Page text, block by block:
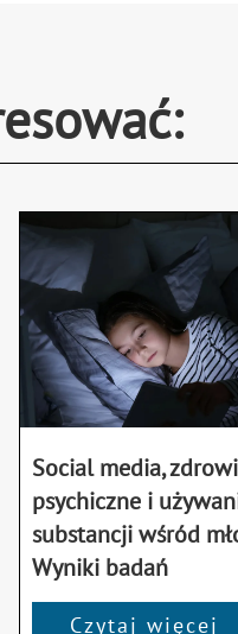
Social media,
psychiczne i
substancji wśród
Wyniki badań
Czytaj więcej